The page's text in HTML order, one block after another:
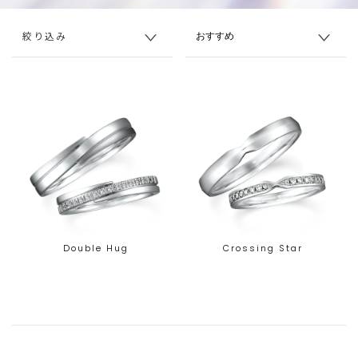
絞り込み
Double Hug Crossing Star